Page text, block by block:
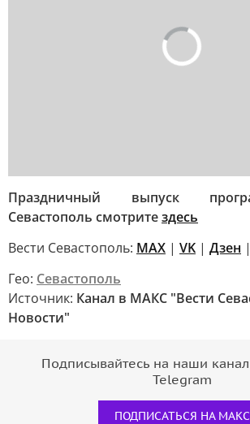
Праздничный выпуск
Севастополь смотритездесь
Вести Севастополь: MAX | VK | Дзен |
Гео: Севастополь
Источник: Канал в МАКС "Вести
Новости"
Подписывайтесь на наши
Telegram
ПОДПИСАТЬСЯ НА МАКС